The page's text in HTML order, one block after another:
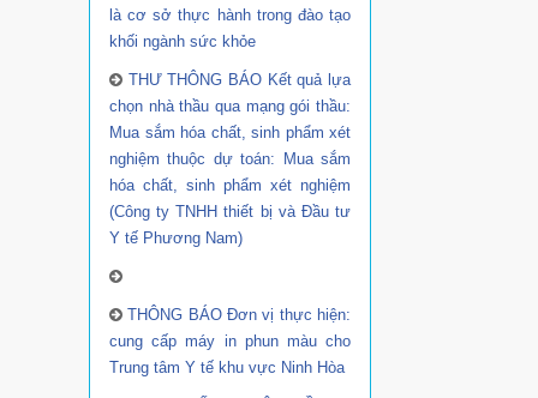
là cơ sở thực hành trong đào tạo
khối ngành sức khỏe
THƯ THÔNG BÁO Kết quả lựa
chọn nhà thầu qua mạng gói thầu:
Mua sắm hóa chất, sinh phẩm xét
nghiệm thuộc dự toán: Mua sắm
hóa chất, sinh phẩm xét nghiệm
(Công ty TNHH thiết bị và Đầu tư
Y tế Phương Nam)
THÔNG BÁO Đơn vị thực hiện:
cung cấp máy in phun màu cho
Trung tâm Y tế khu vực Ninh Hòa